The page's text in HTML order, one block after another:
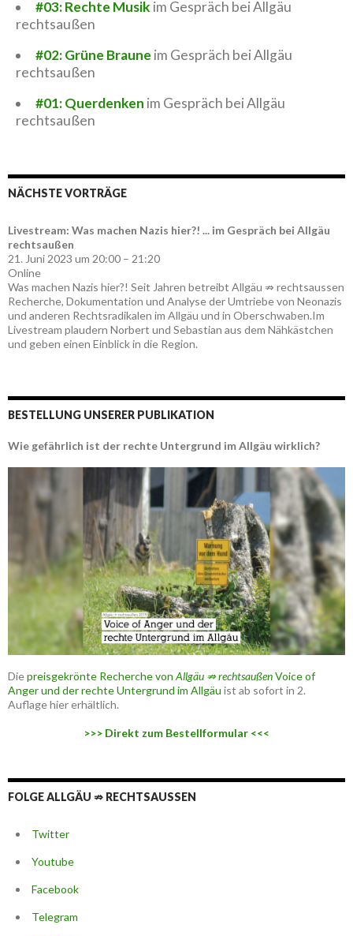
#03: Rechte Musik im Gespräch bei Allgäu
rechtsaußen
#02: Grüne Braune im Gespräch bei Allgäu
rechtsaußen
#01: Querdenken im Gespräch bei Allgäu
rechtsaußen
NÄCHSTE VORTRÄGE
Livestream: Was machen Nazis hier?! ... im Gespräch bei Allgäu
rechtsaußen
21. Juni 2023 um 20:00 – 21:20
Online
Was machen Nazis hier?! Seit Jahren betreibt Allgäu ⇏ rechtsaussen
Recherche, Dokumentation und Analyse der Umtriebe von Neonazis
und anderen Rechtsradikalen im Allgäu und in Oberschwaben.Im
Livestream plaudern Norbert und Sebastian aus dem Nähkästchen
und geben einen Einblick in die Region.
BESTELLUNG UNSERER PUBLIKATION
Wie gefährlich ist der rechte Untergrund im Allgäu wirklich?
Diepreisgekrönte Recherche von Allgäu ⇏ rechtsaußenVoice of
Anger und der rechte Untergrund im Allgäu ist ab sofort in 2.
Auflage hier erhältlich.
>>> Direkt zum Bestellformular <<<
FOLGE ALLGÄU ⇏ RECHTSAUSSEN
Twitter
Youtube
Facebook
Telegram